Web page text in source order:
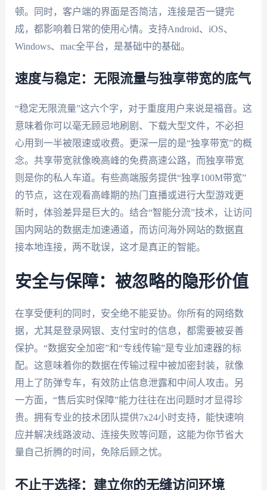
顿。同时，客户端的界面是否简洁，连接是否一键完
成，都影响着日常的使用心情。支持Android、iOS、
Windows、mac全平台，是基础中的基础。
速度与稳定：无限流量与独享带宽的底气
“稳定无限流量”这六个字，对于重度用户来说是福音。这
意味着你可以毫无顾忌地刷剧、下载大型文件，不必担
心用到一半被限速或收费。更深一层的是“独享带宽”的概
念。共享带宽就像晚高峰的免费高速公路，而独享带宽
则是你的私人车道。有些高端服务提供“独享100M带宽”
的节点，这在观看高峰期的热门直播或进行大型游戏更
新时，体验差异是巨大的。结合“智能分流”技术，让访问
国内网站的数据走加速通道，而访问海外网站的数据直
接本地连接，两不耽误，这才是真正的智能。
安全与保障：被忽略的隐形价值
在享受便利的同时，安全绝不能妥协。你所有的网络数
据，尤其是登录网银、支付宝时的信息，都需要被妥善
保护。“数据安全加密”和“专线传输”是专业加速器的标
配。这意味着你的数据在传输过程中被加密封装，就像
用上了防弹专车，有效防止信息泄露和中间人攻击。另
一方面，“售后实时保障”能力往往在出问题时才显得珍
贵。拥有专业的技术团队提供7x24小时支持，能快速响
应并解决线路波动、连接失败等问题，这能为你节省大
量自己折腾的时间，免除后顾之忧。
不止于选择：建立你的无缝访问环境